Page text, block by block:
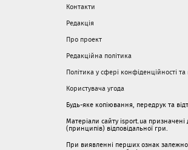
Контакти
Редакція
Про проект
Редакційна політика
Політика у сфері конфіденційності
Користувача угода
Будь-яке копіювання, передрук та
Матеріали сайту isport.ua призначені
(принципів) відповідальної гри.
При виявленні перших ознак